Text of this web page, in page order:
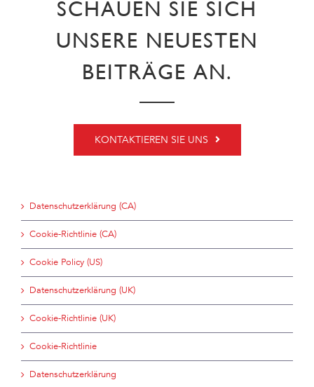
SCHAUEN SIE SICH
UNSERE NEUESTEN
BEITRÄGE AN.
KONTAKTIEREN SIE UNS
Datenschutzerklärung (CA)
Cookie-Richtlinie (CA)
Cookie Policy (US)
Datenschutzerklärung (UK)
Cookie-Richtlinie (UK)
Cookie-Richtlinie
Datenschutzerklärung